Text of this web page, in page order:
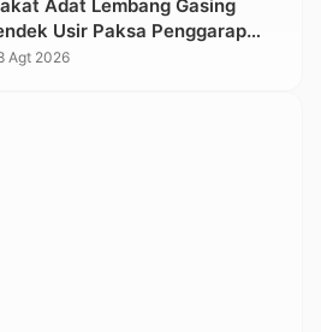
Adat Lembang Gasing
Usir Paksa Penggarap
Kawasan Hutan
Agt 2026